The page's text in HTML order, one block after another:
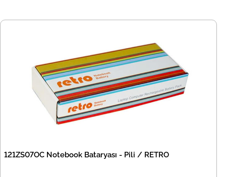
121ZS07OC Notebook Bataryası - Pili / RETRO